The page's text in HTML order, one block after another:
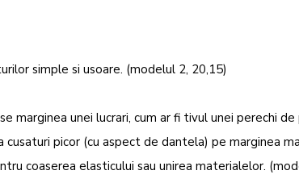
simple si usoare. (modelul 2, 20,15)
marginea unei lucrari, cum ar fi tivul unei perechi
picor (cu aspect de dantela) pe marginea
coaserea elasticului sau unirea materialelor.